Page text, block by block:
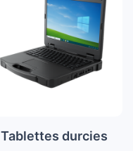
Tablettes durcies